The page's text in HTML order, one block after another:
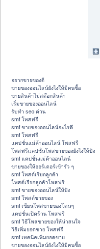
อยากขายของดี
ขายของออนไลน์ยังไงให้มีคนซื้อ
ขายสินค้าไม่สต๊อกสินค้า
เริ่มขายของออนไลน์
รับทำ seo ด่วน
smf โพสฟรี
smf ขายของออนไลน์อะไรดี
smf โพสฟรี
แคปชั่นแม่ค้าออนไลน์ โพสฟรี
โพสฟรีแคปชั่นโพสขายของยังไงให้ปัง
smf แคปชั่นแม่ค้าออนไลน์
ขายของให้ออร์เดอร์เข้ารัว ๆ
smf โพสต์เรียกลูกค้า
โพสต์เรียกลูกค้าโพสฟรี
smf ขายของออนไลน์ให้ปัง
smf โพสต์ขายของ
smf เขียนโพสขายของโดนๆ
แคปชั่นเปิดร้าน โพสฟรี
smf วิธีโพสขายของให้น่าสนใจ
วิธีเพิ่มยอดขาย โพสฟรี
smf เทคนิคเพิ่มยอดขาย
ขายของออนไลน์ยังไงให้มีคนซื้อ